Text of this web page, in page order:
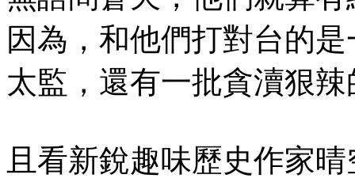
因為，和他們打對台的
太監，還有一批貪瀆狠
且看新銳趣味歷史作家